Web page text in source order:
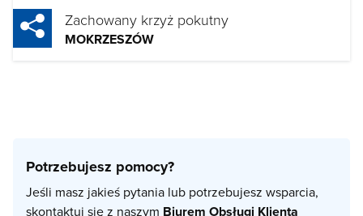
Zachowany krzyż pokutny
MOKRZESZÓW
Potrzebujesz pomocy?
Jeśli masz jakieś pytania lub potrzebujesz wsparcia,
skontaktuj się z naszym Biurem Obsługi Klienta